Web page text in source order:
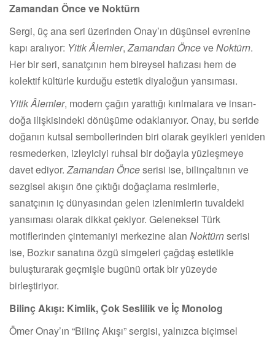
Zamandan Önce ve Noktürn
Sergi, üç ana seri üzerinden Onay’ın düşünsel evrenine
kapı aralıyor: Yitik Âlemler,Zamandan ÖnceveNoktürn.
Her bir seri, sanatçının hem bireysel hafızası hem de
kolektif kültürle kurduğu estetik diyaloğun yansıması.
Yitik Âlemler, modern çağın yarattığı kırılmalara ve insan-
doğa ilişkisindeki dönüşüme odaklanıyor. Onay, bu seride
doğanın kutsal sembollerinden biri olarak geyikleri yeniden
resmederken, izleyiciyi ruhsal bir doğayla yüzleşmeye
davet ediyor.Zamandan Önceserisi ise, bilinçaltının ve
sezgisel akışın öne çıktığı doğaçlama resimlerle,
sanatçının iç dünyasından gelen izlenimlerin tuvaldeki
yansıması olarak dikkat çekiyor. Geleneksel Türk
motiflerinden çintemaniyi merkezine alan Noktürnserisi
ise, Bozkır sanatına özgü simgeleri çağdaş estetikle
buluşturarak geçmişle bugünü ortak bir yüzeyde
birleştiriyor.
Bilinç Akışı: Kimlik, Çok Seslilik ve İç Monolog
Ömer Onay’ın “Bilinç Akışı” sergisi, yalnızca biçimsel